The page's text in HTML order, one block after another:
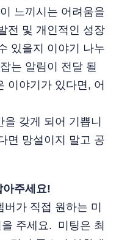
느끼시는 어려움을
전 및 개인적인 성장
있을지 이야기 나누
는 알림이 전달 될
이야기가 있다면, 어
갖게 되어 기쁩니
면 망설이지 말고 공
아주세요!
가 직접 원하는 미
주세요. 미팅은 최